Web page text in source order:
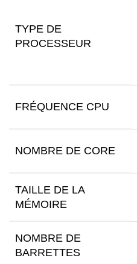
TYPE DE
PROCESSEUR
FRÉQUENCE CPU
NOMBRE DE CORE
TAILLE DE LA
MÉMOIRE
NOMBRE DE
BARRETTES